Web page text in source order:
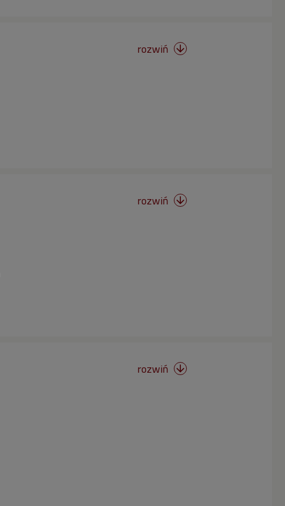
rozwiń 
rozwiń 
rozwiń 